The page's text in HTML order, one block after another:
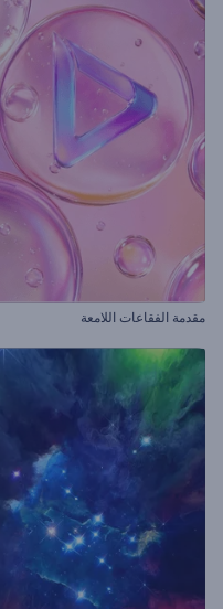
مقدمة الفقاعات اللامعة